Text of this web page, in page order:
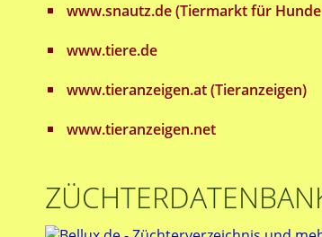
www.snautz.de (Tiermarkt für
www.tiere.de
www.tieranzeigen.at (Tieranzeigen)
www.tieranzeigen.net